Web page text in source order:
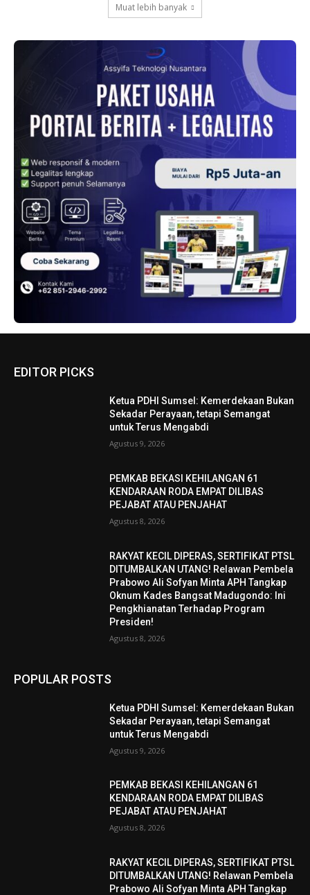
Muat lebih banyak
EDITOR PICKS
Ketua PDHI Sumsel: Kemerdekaan Bukan
Sekadar Perayaan, tetapi Semangat
untuk Terus Mengabdi
Agustus 9, 2026
PEMKAB BEKASI KEHILANGAN 61
KENDARAAN RODA EMPAT DILIBAS
PEJABAT ATAU PENJAHAT
Agustus 8, 2026
RAKYAT KECIL DIPERAS, SERTIFIKAT PTSL
DITUMBALKAN UTANG! Relawan Pembela
Prabowo Ali Sofyan Minta APH Tangkap
Oknum Kades Bangsat Madugondo: Ini
Pengkhianatan Terhadap Program
Presiden!
Agustus 8, 2026
POPULAR POSTS
Ketua PDHI Sumsel: Kemerdekaan Bukan
Sekadar Perayaan, tetapi Semangat
untuk Terus Mengabdi
Agustus 9, 2026
PEMKAB BEKASI KEHILANGAN 61
KENDARAAN RODA EMPAT DILIBAS
PEJABAT ATAU PENJAHAT
Agustus 8, 2026
RAKYAT KECIL DIPERAS, SERTIFIKAT PTSL
DITUMBALKAN UTANG! Relawan Pembela
Prabowo Ali Sofyan Minta APH Tangkap